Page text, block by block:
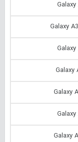
Galaxy
Galaxy
Galaxy
Galaxy